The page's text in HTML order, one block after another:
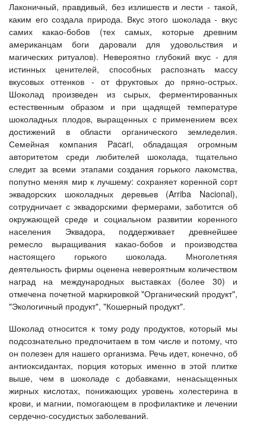
Лаконичный, правдивый, без излишеств и лести - такой,
каким его создала природа. Вкус этого шоколада - вкус
самих какао-бобов (тех самых, которые древним
американцам боги даровали для удовольствия и
магических ритуалов). Невероятно глубокий вкус - для
истинных ценителей, способных распознать массу
вкусовых оттенков - от фруктовых до пряно-острых.
Шоколад произведен из сырых, ферментированных
естественным образом и при щадящей температуре
шоколадных плодов, выращенных с применением всех
достижений в области органического земледелия.
Семейная компания Pacari, обладащая огромным
авторитетом среди любителей шоколада, тщательно
следит за всеми этапами создания горького лакомства,
попутно меняя мир к лучшему: сохраняет коренной сорт
эквадорских шоколадных деревьев (Arriba Nacional),
сотрудничает с эквадорскими фермерами, заботится об
окружающей среде и социальном развитии коренного
населения Эквадора, поддерживает древнейшее
ремесло выращивания какао-бобов и производства
настоящего горького шоколада. Многолетняя
деятельность фирмы оценена невероятным количеством
наград на международных выставках (более 30) и
отмечена почетной маркировкой "Органический продукт",
"Экологичный продукт", "Кошерный продукт".
Шоколад относится к тому роду продуктов, который мы
подсознательно предпочитаем в том числе и потому, что
он полезен для нашего организма. Речь идет, конечно, об
антиоксидантах, порция которых именно в этой плитке
выше, чем в шоколаде с добавками, ненасыщенных
жирных кислотах, понижающих уровень холестерина в
крови, и магнии, помогающем в профилактике и лечении
сердечно-сосудистых заболеваний.